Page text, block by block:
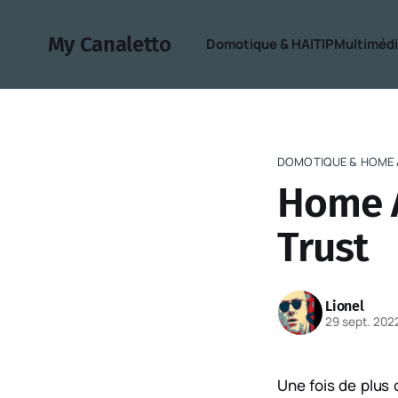
My Canaletto Domotique & HAITIP
DOMOTIQUE & HOME
Home
Trust
Lionel
29 sept.
Une fois de plus